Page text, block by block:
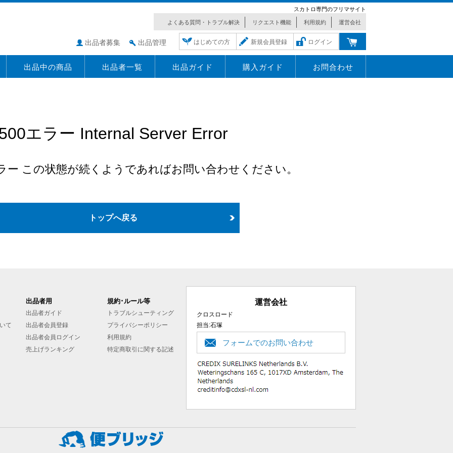
スカトロ専門のフリマサイト
よくある質問・トラブル解決 リクエスト機能 利用規約 運営会社
出品者募集 出品管理 はじめての方 新規会員登録 ログイン
出品中の商品 出品者一覧 出品ガイド 購入ガイド お問合わせ
エラー Internal Server Error
ー この状態が続くようであればお問い合わせください。
トップへ戻る
て
出品者用
出品者ガイド
出品者会員登録
出品者会員ログイン
売上げランキング
規約･ルール等
トラブルシューティング
プライバシーポリシー
利用規約
特定商取引に関する記述
運営会社
クロスロード
担当:石塚
フォームでのお問い合わせ